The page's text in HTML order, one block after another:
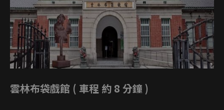
雲林布袋戲館 ( 車程 約 8 分鐘 )